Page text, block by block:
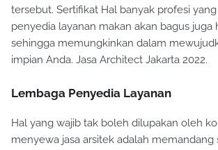
tersebut. Sertifikat Hal banyak profesi
penyedia layanan makan akan bagus juga
sehingga memungkinkan dalam
impian Anda. Jasa Architect Jakarta 2022.
Lembaga Penyedia Layanan
Hal yang wajib tak boleh dilupakan oleh
menyewa jasa arsitek adalah memandang